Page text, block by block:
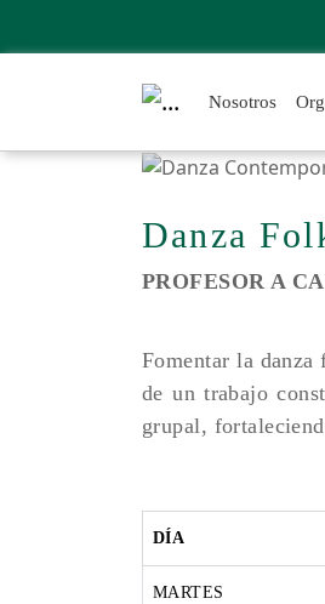
Nosotros
Danza
PROFESOR A
Fomentar la
de un trabajo
grupal,
DÍA
MARTES